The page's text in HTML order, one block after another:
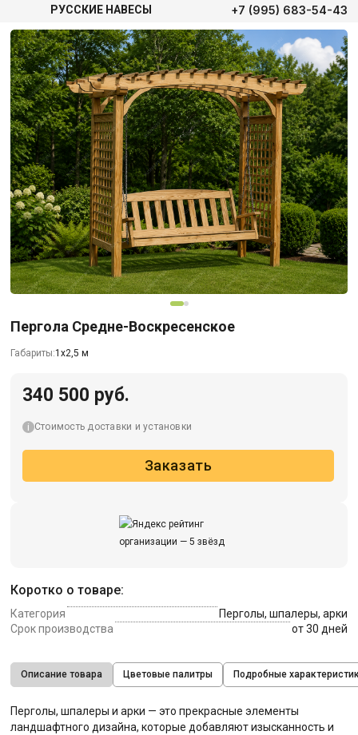
РУССКИЕ НАВЕСЫ +7 (995) 683-54-43
Пергола Средне-Воскресенское
Габариты:1х2,5 м
Коротко о товаре:
Категория
Перголы, шпалеры, арки
Срок производства
от 30 дней
340 500 руб.
Стоимость доставки и установки
Заказать
Описание товара Цветовые палитры Подробные
Перголы, шпалеры и арки — это прекрасные элементы
ландшафтного дизайна, которые добавляют изысканность и